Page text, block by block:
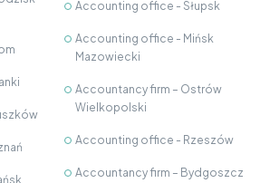
Accounting office - Słupsk
Accounting office - Mińsk
Mazowiecki
Accountancy firm – Ostrów
Wielkopolski
Accounting office - Rzeszów
Accountancy firm – Bydgoszcz